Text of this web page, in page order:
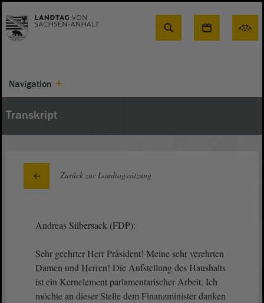
Suche
Navigation
Transkript
Zurück zur Landtagssitzung
Andreas Silbersack (FDP):
Sehr geehrter Herr Präsident! Meine sehr verehrten
Damen und Herren! Die Aufstellung des Haushalts
ist ein Kernelement parlamentarischer Arbeit. Ich
möchte an dieser Stelle dem Finanzminister danken